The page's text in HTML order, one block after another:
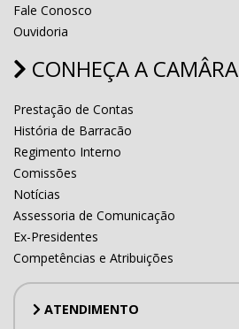
Fale Conosco
Ouvidoria
CONHEÇA A CAMÂRA
Prestação de Contas
História de Barracão
Regimento Interno
Comissões
Notícias
Assessoria de Comunicação
Ex-Presidentes
Competências e Atribuições
ATENDIMENTO